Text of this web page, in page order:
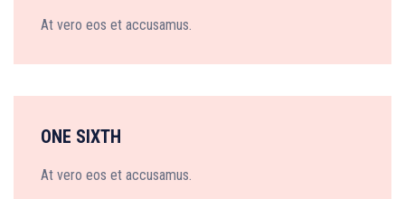
At vero eos et accusamus.
ONE SIXTH
At vero eos et accusamus.